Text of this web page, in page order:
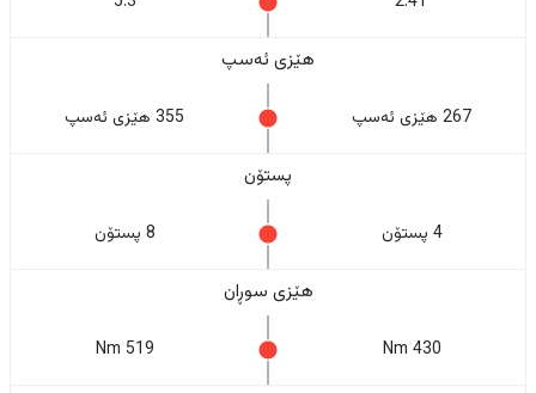
هێزی ئەسپ
267 هێزی ئەسپ 355 هێزی ئەسپ
پستۆن
4 پستۆن 8 پستۆن
هێزی سوڕان
430 Nm
519 Nm